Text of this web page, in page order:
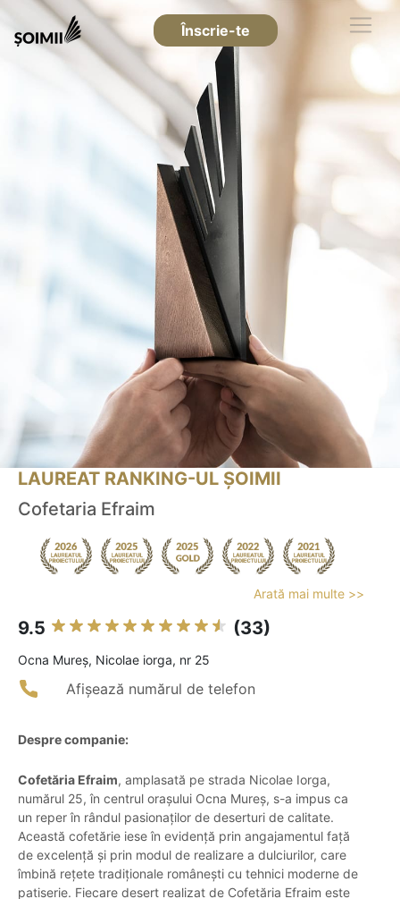
Înscrie-te
LAUREAT RANKING-UL ȘOIMII
Cofetaria Efraim
Arată mai multe >>
9.5 (33)
Ocna Mureş, Nicolae iorga, nr 25
Afișează numărul de telefon
Despre companie:
Cofetăria Efraim, amplasată pe strada Nicolae Iorga,
numărul 25, în centrul orașului Ocna Mureș, s-a impus ca
un reper în rândul pasionaților de deserturi de calitate.
Această cofetărie iese în evidență prin angajamentul față
de excelență și prin modul de realizare a dulciurilor, care
îmbină rețete tradiționale românești cu tehnici moderne de
patiserie. Fiecare desert realizat de Cofetăria Efraim este